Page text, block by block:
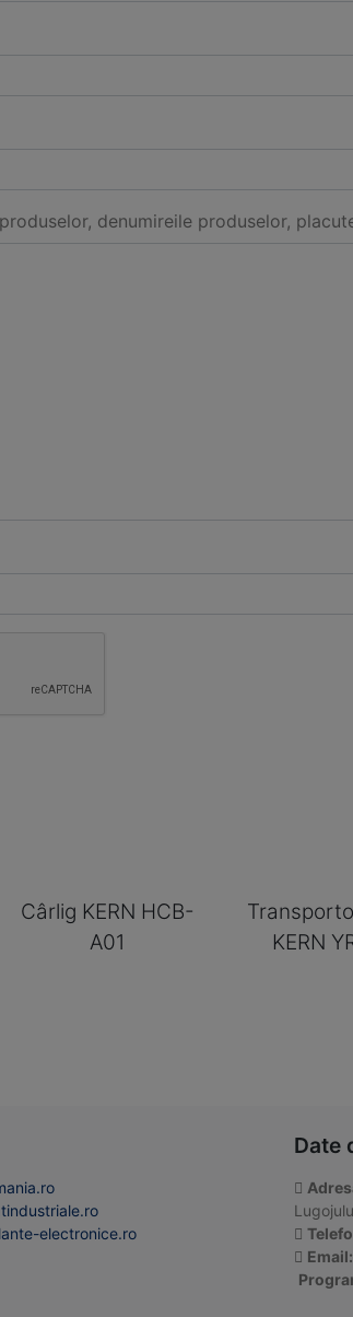
denumireile produselor,
Cârlig KERN HCB-
A01
KERN
electronice.ro
Date
Email: